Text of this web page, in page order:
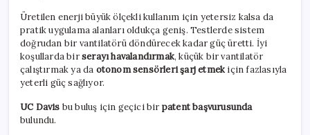
Üretilen enerji büyük ölçekli kullanım için yetersiz kalsa da
pratik uygulama alanları oldukça geniş. Testlerde sistem
doğrudan bir vantilatörü döndürecek kadar güç üretti. İyi
koşullarda birserayı havalandırmak, küçük bir vantilatör
çalıştırmak ya da otonom sensörleri şarj etmek için fazlasıyla
yeterli güç sağlıyor.
UC Davis bu buluş için geçici bir patent başvurusunda
bulundu.